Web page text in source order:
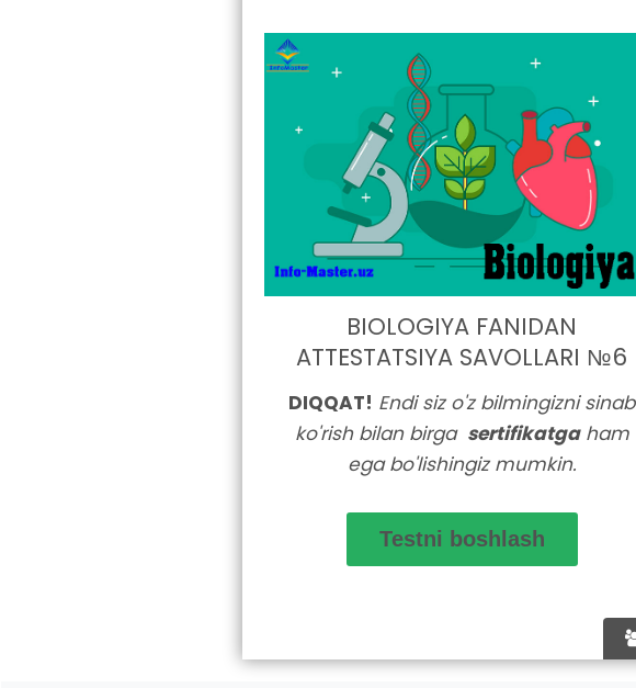
BIOLOGIYA FANIDAN
ATTESTATSIYA SAVOLLARI №6
DIQQAT! Endi siz o'z bilmingizni sinab
ko'rish bilan birga sertifikatgaham
ega bo'lishingiz mumkin.